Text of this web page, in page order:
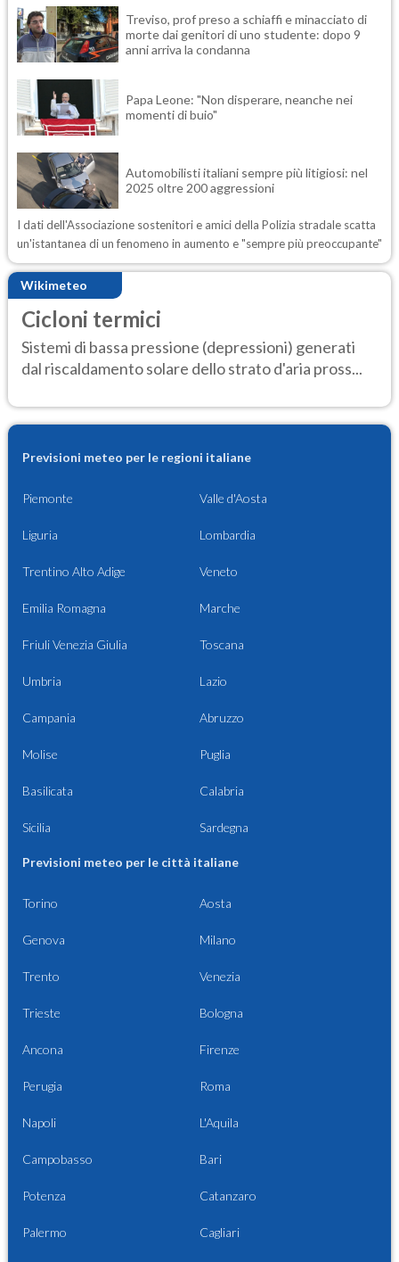
Treviso, prof preso a schiaffi e minacciato di
morte dai genitori di uno studente: dopo 9
anni arriva la condanna
Papa Leone: "Non disperare, neanche nei
momenti di buio"
Automobilisti italiani sempre più litigiosi: nel
2025 oltre 200 aggressioni
I dati dell'Associazione sostenitori e amici della Polizia stradale scatta
un'istantanea di un fenomeno in aumento e "sempre più preoccupante"
Wikimeteo
Cicloni termici
Sistemi di bassa pressione (depressioni) generati
dal riscaldamento solare dello strato d'aria pross...
Previsioni meteo per le regioni italiane
Piemonte Valle d'Aosta
Liguria Lombardia
Trentino Alto Adige Veneto
Emilia Romagna Marche
Friuli Venezia Giulia Toscana
Umbria Lazio
Campania Abruzzo
Molise Puglia
Basilicata Calabria
Sicilia Sardegna
Previsioni meteo per le città italiane
Torino Aosta
Genova Milano
Trento Venezia
Trieste Bologna
Ancona Firenze
Perugia Roma
Napoli L'Aquila
Campobasso Bari
Potenza Catanzaro
Palermo Cagliari